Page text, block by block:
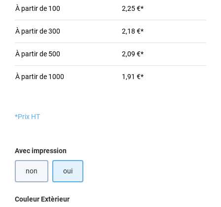
À partir de 100 2,25 €*
À partir de300 2,18 €*
À partir de 500 2,09 €*
À partir de 1000 1,91 €*
*Prix HT
Sélectionnez
Avec impression
non oui
Sélectionnez
Couleur Extèrieur